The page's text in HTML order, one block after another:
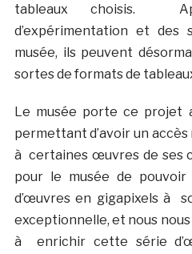
tableaux choisis.
d’expérimentation et des
musée, ils peuvent
sortes de formats de
Le musée porte ce projet
permettant d’avoir un
à certaines œuvres de ses
pour le musée de pouvoir
d’œuvres en gigapixels à
exceptionnelle, et nous
à enrichir cette série